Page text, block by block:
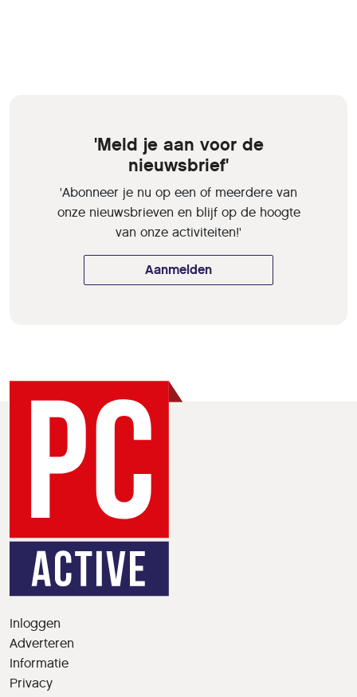
'Meld je aan voor de
nieuwsbrief'
'Abonneer je nu op een of meerdere van
onze nieuwsbrieven en blijf op de hoogte
van onze activiteiten!'
Aanmelden
Inloggen
Adverteren
Informatie
Privacy